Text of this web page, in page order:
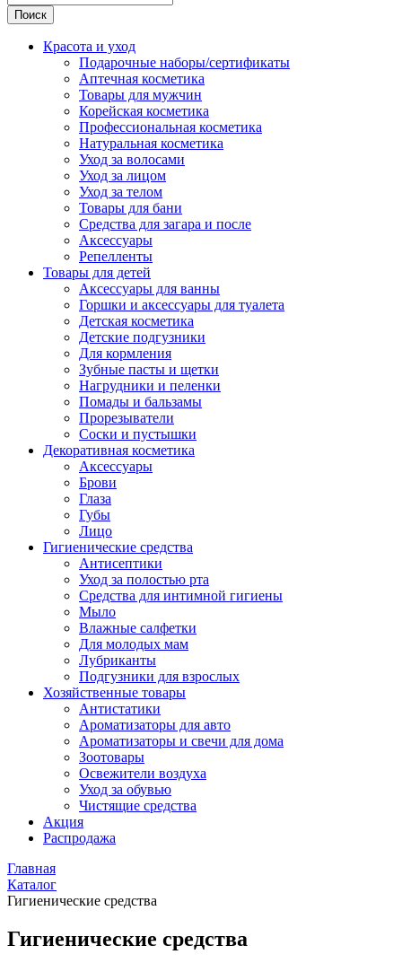
Поиск
Красота и уход
Подарочные наборы/сертификаты
Аптечная косметика
Товары для мужчин
Корейская косметика
Профессиональная косметика
Натуральная косметика
Уход за волосами
Уход за лицом
Уход за телом
Товары для бани
Средства для загара и после
Аксессуары
Репелленты
Товары для детей
Аксессуары для ванны
Горшки и аксессуары для туалета
Детская косметика
Детские подгузники
Для кормления
Зубные пасты и щетки
Нагрудники и пеленки
Помады и бальзамы
Прорезыватели
Соски и пустышки
Декоративная косметика
Аксессуары
Брови
Глаза
Губы
Лицо
Гигиенические средства
Антисептики
Уход за полостью рта
Средства для интимной гигиены
Мыло
Влажные салфетки
Для молодых мам
Лубриканты
Подгузники для взрослых
Хозяйственные товары
Антистатики
Ароматизаторы для авто
Ароматизаторы и свечи для дома
Зоотовары
Освежители воздуха
Уход за обувью
Чистящие средства
Акция
Распродажа
Главная
Каталог
Гигиенические средства
Гигиенические средства